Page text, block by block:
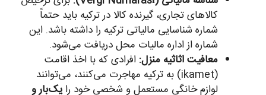
کالاهای تجاری، گیرنده کالا در ترکیه باید حتماً
شماره شناسایی مالیاتی ترکیه را داشته باشد. این
شماره از اداره مالیات محل دریافت می‌شود.
معافیت اثاثیه منزل: افرادی که با اخذ اقامت
(ikamet) به ترکیه مهاجرت می‌کنند، می‌توانند
لوازم خانگی مستعمل و شخصی خود رایک‌بار و